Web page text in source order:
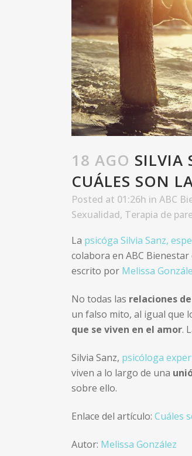
18 AGO SILVIA
CUÁLES SON
Posted at 01:26h in ABC
Sexualidad, Terapia de
La psicóga Silvia Sanz,
colabora en ABC
escrito por Melissa
No todas las relaciones
un falso mito, al igual que
que se viven en el amor.
Silvia Sanz, psicóloga
viven a lo largo de una
sobre ello.
Enlace del artículo: Cuáles
Autor: Melissa González